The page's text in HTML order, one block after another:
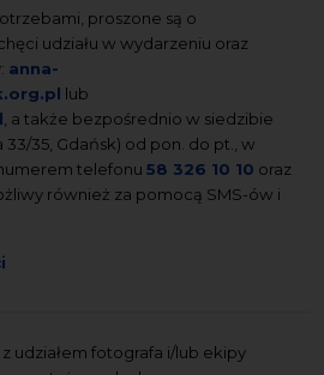
proszone są o
udziału w wydarzeniu oraz
anna-
lub
, a także bezpośrednio w siedzibie
35, Gdańsk) od pon. do pt., w
telefonu58 326 10 10 oraz
również za pomocą SMS-ów i
udziałem fotografa i/lub ekipy